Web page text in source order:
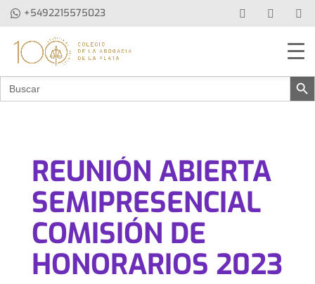
+5492215575023
Buscar: Botón de
REUNIÓN ABIERTA
SEMIPRESENCIAL
COMISIÓN DE
HONORARIOS 2023